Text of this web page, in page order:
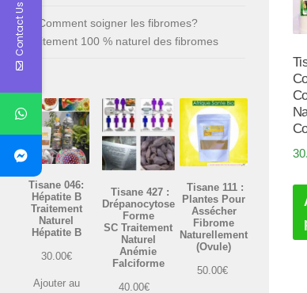
Comment soigner les fibromes?
Traitement 100 % naturel des fibromes
Tisane 046:
Hépatite B
Traitement
Naturel
Hépatite B
30.00€
Ajouter au
Tisane 427 :
Drépanocytose
Forme
SC Traitement
Naturel
Anémie
Falciforme
40.00€
Tisane 111 :
Plantes Pour
Assécher
Fibrome
Naturellement
(Ovule)
50.00€
Contact Us